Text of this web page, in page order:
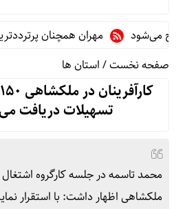
مهران همچنان پرترددترین
صفحه نخست/استان ها
تسهیلات دریافت
محمد تاسمه در جلسه کارگروه
ملکشاهی اظهار داشت: با استقرار